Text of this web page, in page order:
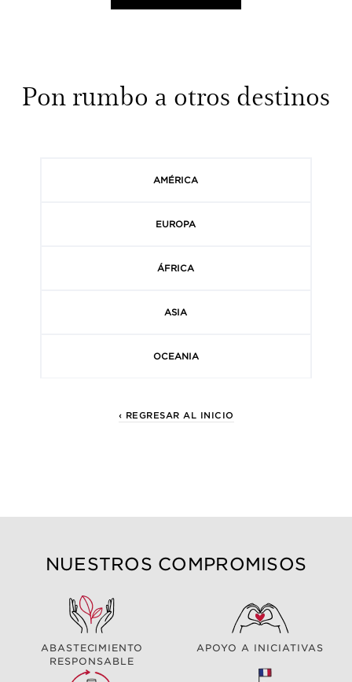
Pon rumbo a otros destinos
AMÉRICA
EUROPA
ÁFRICA
ASIA
OCEANIA
‹ REGRESAR AL INICIO
NUESTROS COMPROMISOS
ABASTECIMIENTO
RESPONSABLE
APOYO A INICIATIVAS